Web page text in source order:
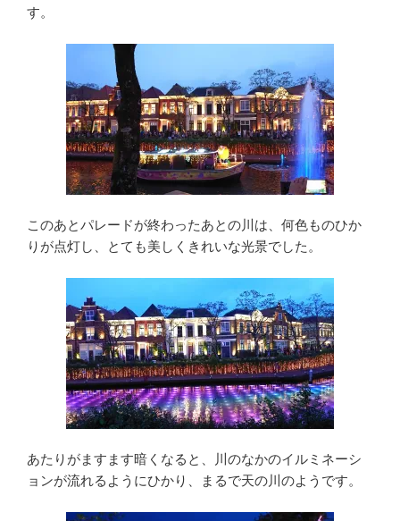
す。
このあとパレードが終わったあとの川は、何色ものひか
りが点灯し、とても美しくきれいな光景でした。
あたりがますます暗くなると、川のなかのイルミネーシ
ョンが流れるようにひかり、まるで天の川のようです。